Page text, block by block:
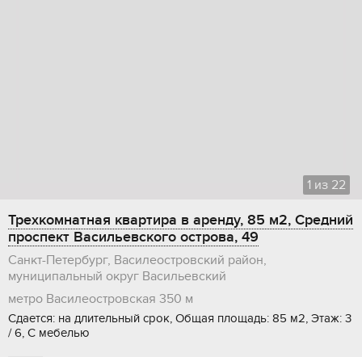
1 из 22
Трехкомнатная квартира в аренду, 85 м2, Средний
проспект Васильевского острова, 49
Санкт-Петербург, Василеостровский район,
муниципальный округ Васильевский
метро Василеостровская 350 м
Сдается: на длительный срок, Общая площадь: 85 м2, Этаж: 3
/ 6, С мебелью